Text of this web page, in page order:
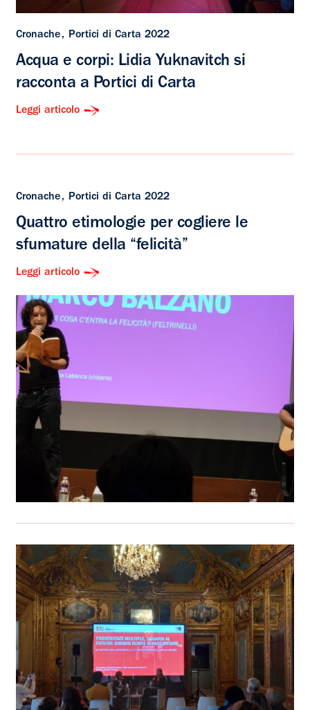
Cronache Portici di Carta 2022
Acqua e corpi: Lidia Yuknavitch si
racconta a Portici di Carta
Leggi articolo
Cronache Portici di Carta 2022
Quattro etimologie per cogliere le
sfumature della “felicità”
Leggi articolo